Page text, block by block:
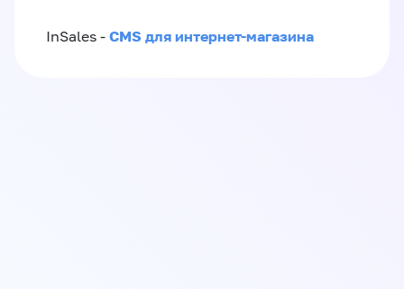
InSales - CMS для интернет-магазина